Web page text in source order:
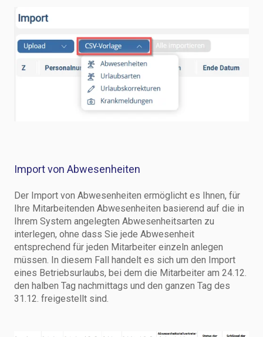
Import von Abwesenheiten
Der Import von Abwesenheiten ermöglicht es Ihnen, für
Ihre Mitarbeitenden Abwesenheiten basierend auf die in
Ihrem System angelegten Abwesenheitsarten zu
interlegen, ohne dass Sie jede Abwesenheit
entsprechend für jeden Mitarbeiter einzeln anlegen
müssen. In diesem Fall handelt es sich um den Import
eines Betriebsurlaubs, bei dem die Mitarbeiter am 24.12.
den halben Tag nachmittags und den ganzen Tag des
31.12. freigestellt sind.